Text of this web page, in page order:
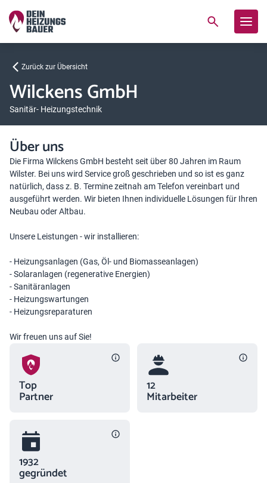
Zurück zur Übersicht
Wilckens GmbH
Sanitär- Heizungstechnik
Über uns
Die Firma Wilckens GmbH besteht seit über 80 Jahren im Raum
Wilster. Bei uns wird Service groß geschrieben und so ist es ganz
natürlich, dass z. B. Termine zeitnah am Telefon vereinbart und
ausgeführt werden. Wir bieten Ihnen individuelle Lösungen für Ihren
Neubau oder Altbau.
Unsere Leistungen - wir installieren:
- Heizungsanlagen (Gas, Öl- und Biomasseanlagen)
- Solaranlagen (regenerative Energien)
- Sanitäranlagen
- Heizungswartungen
- Heizungsreparaturen
Wir freuen uns auf Sie!
Top
Partner
12
Mitarbeiter
1932
gegründet